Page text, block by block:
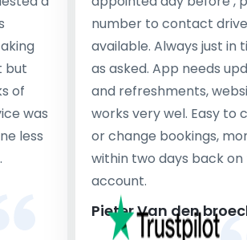
but
of
was
less
number to contact
available. Always just in
as asked. App needs
and refreshments,
works very wel. Easy to
or change bookings,
within two days back on
account.
Pieter Van den